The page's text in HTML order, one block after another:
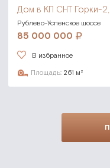
Дом в КП СНТ Горки-2,
Рублево-Успенское шоссе
85 000 000
В избранное
Площадь: 261 м²